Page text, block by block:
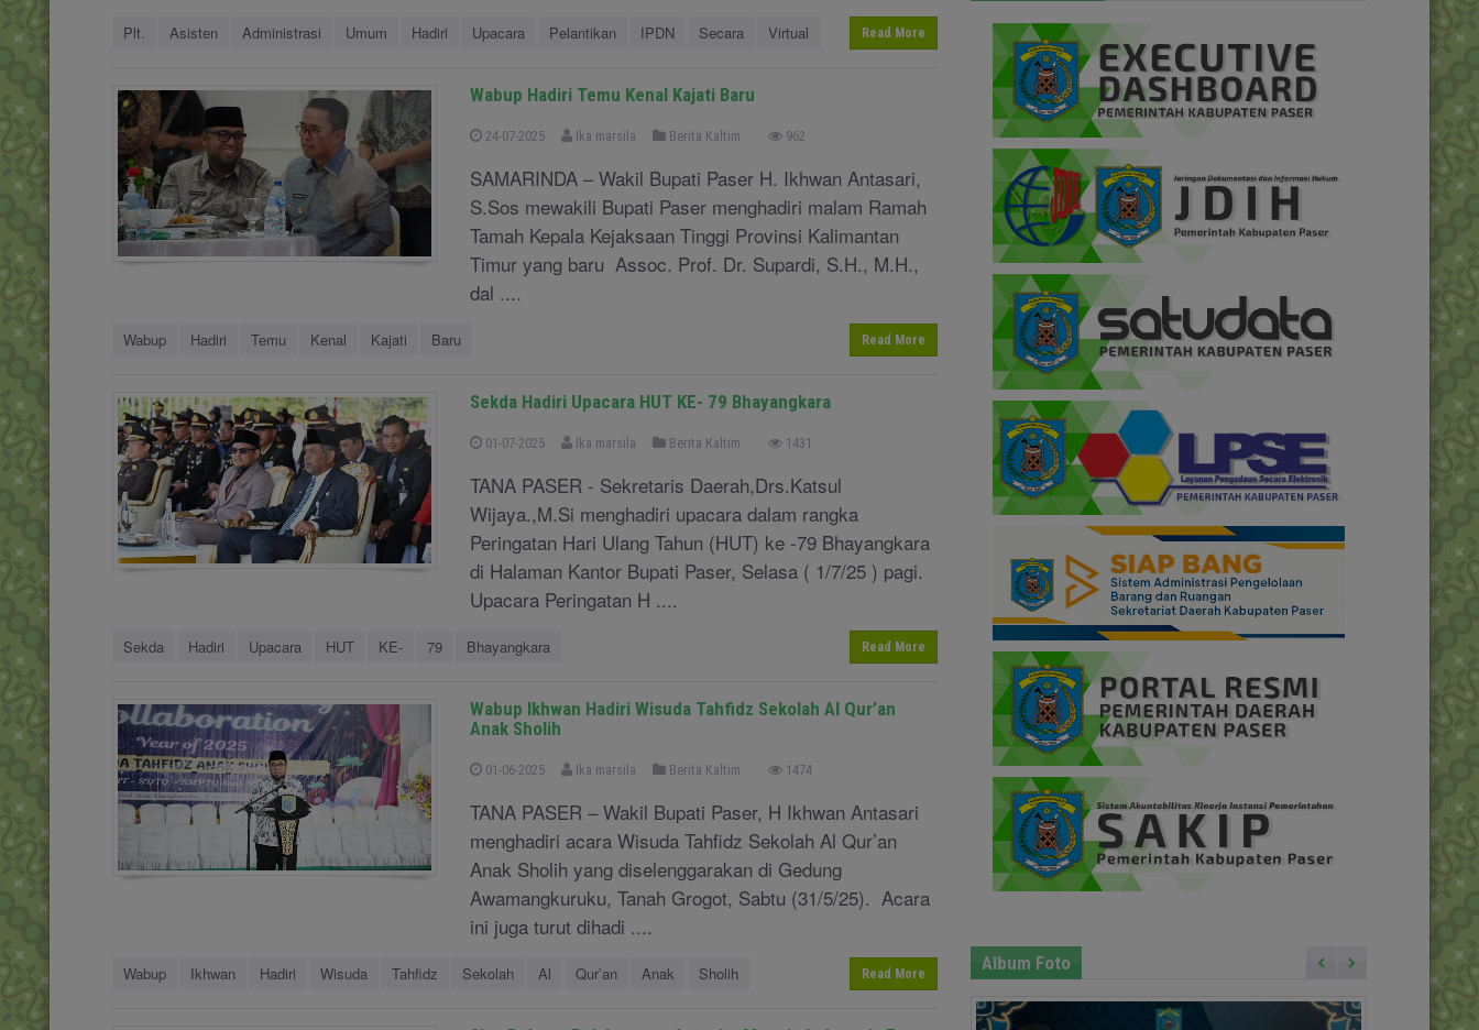
Plt. Asisten Administrasi Umum Hadiri Upacara Pelantikan IPDN Secara Virtual Read More
Wabup Hadiri Temu Kenal Kajati Baru
24-07-2025 Ika marsila Berita Kaltim 962
SAMARINDA – Wakil Bupati Paser H. Ikhwan Antasari,
S.Sos mewakili Bupati Paser menghadiri malam Ramah
Tamah Kepala Kejaksaan Tinggi Provinsi Kalimantan
Timur yang baru Assoc. Prof. Dr. Supardi, S.H., M.H.,
dal ....
Wabup Hadiri Temu Kenal Kajati Baru Read More
Sekda Hadiri Upacara HUT KE- 79 Bhayangkara
01-07-2025 Ika marsila Berita Kaltim 1431
TANA PASER - Sekretaris Daerah,Drs.Katsul
Wijaya.,M.Si menghadiri upacara dalam rangka
Peringatan Hari Ulang Tahun (HUT) ke -79 Bhayangkara
di Halaman Kantor Bupati Paser, Selasa ( 1/7/25 ) pagi.
Upacara Peringatan H ....
Sekda Hadiri Upacara HUT KE- 79 Bhayangkara Read More
Wabup Ikhwan Hadiri Wisuda Tahfidz Sekolah Al Qur’an
Anak Sholih
01-06-2025 Ika marsila Berita Kaltim 1474
TANA PASER – Wakil Bupati Paser, H Ikhwan Antasari
menghadiri acara Wisuda Tahfidz Sekolah Al Qur’an
Anak Sholih yang diselenggarakan di Gedung
Awamangkuruku, Tanah Grogot, Sabtu (31/5/25). Acara
ini juga turut dihadi ....
Wabup Ikhwan Hadiri Wisuda Tahfidz Sekolah Al Qur’an Anak Sholih Read More Album Foto